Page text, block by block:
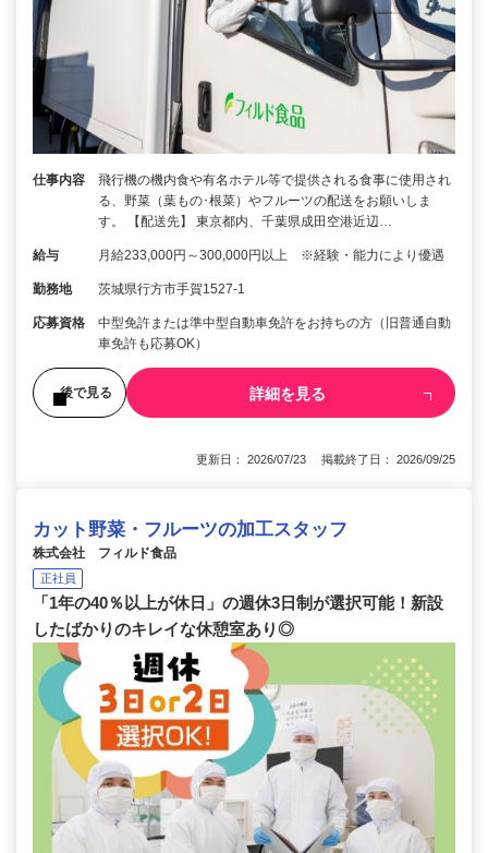
仕事内容
飛行機の機内食や有名ホテル等で提供される食事に使用され
る、野菜（葉もの･根菜）やフルーツの配送をお願いしま
す。 【配送先】 東京都内、千葉県成田空港近辺…
給与 月給233,000円～300,000円以上 ※経験・能力により優遇
勤務地 茨城県行方市手賀1527-1
応募資格
中型免許または準中型自動車免許をお持ちの方（旧普通自動
車免許も応募OK）
後で見る 詳細を見る
更新日： 2026/07/23 掲載終了日： 2026/09/25
カット野菜・フルーツの加工スタッフ
株式会社 フィルド食品
正社員
「1年の40％以上が休日」の週休3日制が選択可能！新設
したばかりのキレイな休憩室あり◎